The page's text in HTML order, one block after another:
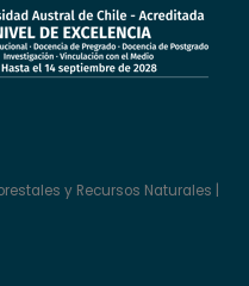
y Recursos Naturales |